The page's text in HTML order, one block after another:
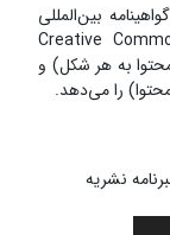
بین‌المللی
Creative
به هر شکل) و
را می‌دهد.
نشریه